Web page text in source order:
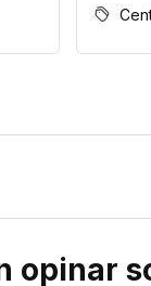
opinar